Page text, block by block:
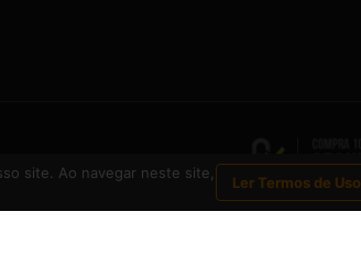
site. Ao navegar neste site,
Ler Termos de Uso